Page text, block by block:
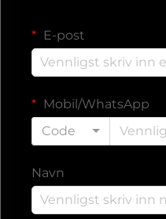
E-post
Mobil/WhatsApp
Code
Navn